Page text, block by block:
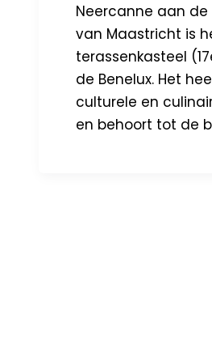
Neercanne aan de
van Maastricht is
terassenkasteel
de Benelux. Het
culturele en
en behoort tot de